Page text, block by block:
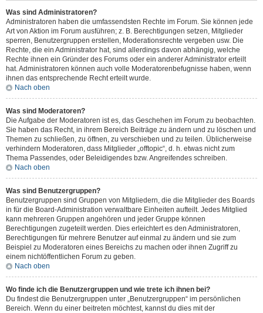
Was sind Administratoren?
Administratoren haben die umfassendsten Rechte im Forum. Sie können jede
Art von Aktion im Forum ausführen; z. B. Berechtigungen setzen, Mitglieder
sperren, Benutzergruppen erstellen, Moderationsrechte vergeben usw. Die
Rechte, die ein Administrator hat, sind allerdings davon abhängig, welche
Rechte ihnen ein Gründer des Forums oder ein anderer Administrator erteilt
hat. Administratoren können auch volle Moderatorenbefugnisse haben, wenn
ihnen das entsprechende Recht erteilt wurde.
Nach oben
Was sind Moderatoren?
Die Aufgabe der Moderatoren ist es, das Geschehen im Forum zu beobachten.
Sie haben das Recht, in ihrem Bereich Beiträge zu ändern und zu löschen und
Themen zu schließen, zu öffnen, zu verschieben und zu teilen. Üblicherweise
verhindern Moderatoren, dass Mitglieder „offtopic“, d. h. etwas nicht zum
Thema Passendes, oder Beleidigendes bzw. Angreifendes schreiben.
Nach oben
Was sind Benutzergruppen?
Benutzergruppen sind Gruppen von Mitgliedern, die die Mitglieder des Boards
in für die Board-Administration verwaltbare Einheiten aufteilt. Jedes Mitglied
kann mehreren Gruppen angehören und jeder Gruppe können
Berechtigungen zugeteilt werden. Dies erleichtert es den Administratoren,
Berechtigungen für mehrere Benutzer auf einmal zu ändern und sie zum
Beispiel zu Moderatoren eines Bereichs zu machen oder ihnen Zugriff zu
einem nichtöffentlichen Forum zu geben.
Nach oben
Wo finde ich die Benutzergruppen und wie trete ich ihnen bei?
Du findest die Benutzergruppen unter „Benutzergruppen“ im persönlichen
Bereich. Wenn du einer beitreten möchtest, kannst du dies mit der